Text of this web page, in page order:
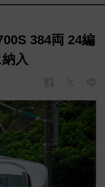
384両 24編
入